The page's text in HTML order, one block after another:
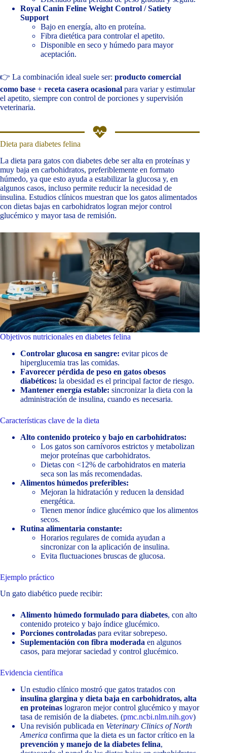
Royal Canin Feline Weight Control / Satiety
Support
Bajo en energía, alto en proteína.
Fibra dietética para controlar el apetito.
Disponible en seco y húmedo para mayor
aceptación.
👉 La combinación ideal suele ser: producto comercial
como base + receta casera ocasional para variar y estimular
el apetito, siempre con control de porciones y supervisión
veterinaria.
Dieta para diabetes felina
La dieta para gatos con diabetes debe ser alta en proteínas y
muy baja en carbohidratos, preferiblemente en formato
húmedo, ya que esto ayuda a estabilizar la glucosa y, en
algunos casos, incluso permite reducir la necesidad de
insulina. Estudios clínicos muestran que los gatos alimentados
con dietas bajas en carbohidratos logran mejor control
glucémico y mayor tasa de remisión.
Objetivos nutricionales en diabetes felina
Controlar glucosa en sangre: evitar picos de
hiperglucemia tras las comidas.
Favorecer pérdida de peso en gatos obesos
diabéticos: la obesidad es el principal factor de riesgo.
Mantener energía estable: sincronizar la dieta con la
administración de insulina, cuando es necesaria.
Características clave de la dieta
Alto contenido proteico y bajo en carbohidratos:
Los gatos son carnívoros estrictos y metabolizan
mejor proteínas que carbohidratos.
Dietas con <12% de carbohidratos en materia
seca son las más recomendadas.
Alimentos húmedos preferibles:
Mejoran la hidratación y reducen la densidad
energética.
Tienen menor índice glucémico que los alimentos
secos.
Rutina alimentaria constante:
Horarios regulares de comida ayudan a
sincronizar con la aplicación de insulina.
Evita fluctuaciones bruscas de glucosa.
Ejemplo práctico
Un gato diabético puede recibir:
Alimento húmedo formulado para diabetes, con alto
contenido proteico y bajo índice glucémico.
Porciones controladas para evitar sobrepeso.
Suplementación con fibra moderada en algunos
casos, para mejorar saciedad y control glucémico.
Evidencia científica
Un estudio clínico mostró que gatos tratados con
insulina glargina y dieta baja en carbohidratos, alta
en proteínas lograron mejor control glucémico y mayor
tasa de remisión de la diabetes. (pmc.ncbi.nlm.nih.gov)
Una revisión publicada en Veterinary Clinics of North
America confirma que la dieta es un factor crítico en la
prevención y manejo de la diabetes felina,